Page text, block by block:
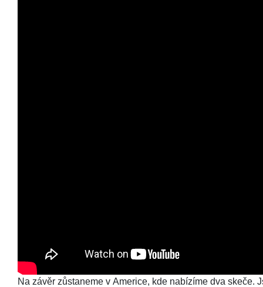
Na závěr zůstaneme v Americe, kde nabízíme dva